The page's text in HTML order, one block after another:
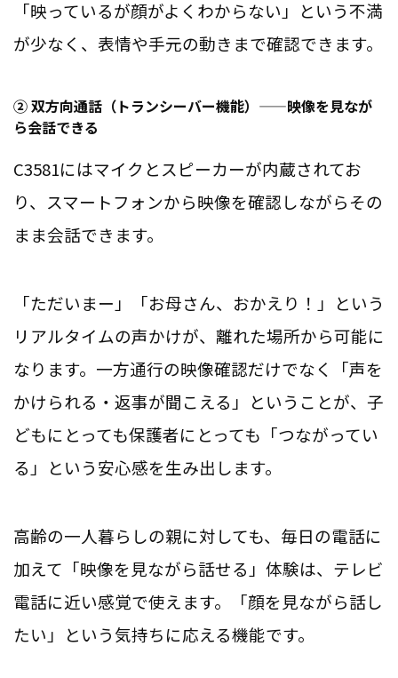
「映っているが顔がよくわからない」という不満
が少なく、表情や手元の動きまで確認できます。
② 双方向通話（トランシーバー機能）——映像を見なが
ら会話できる
C3581にはマイクとスピーカーが内蔵されてお
り、スマートフォンから映像を確認しながらその
まま会話できます。
「ただいまー」「お母さん、おかえり！」という
リアルタイムの声かけが、離れた場所から可能に
なります。一方通行の映像確認だけでなく「声を
かけられる・返事が聞こえる」ということが、子
どもにとっても保護者にとっても「つながってい
る」という安心感を生み出します。
高齢の一人暮らしの親に対しても、毎日の電話に
加えて「映像を見ながら話せる」体験は、テレビ
電話に近い感覚で使えます。「顔を見ながら話し
たい」という気持ちに応える機能です。